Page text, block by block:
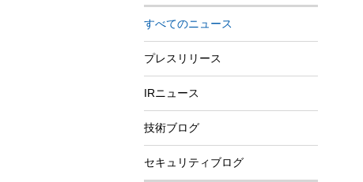
すべてのニュース
プレスリリース
IRニュース
技術ブログ
セキュリティブログ